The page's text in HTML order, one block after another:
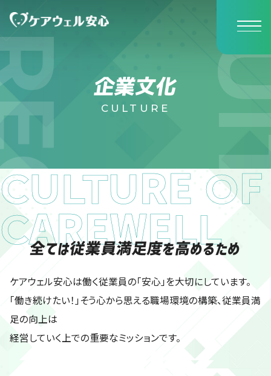
企業文化
CULTURE
CULTURE OF
CAREWELL
全ては従業員満足度を高めるため
ケアウェル安心は働く従業員の「安心」を大切にしています。
「働き続けたい！」そう心から思える職場環境の構築、従業員満
足の向上は
経営していく上での重要なミッションです。